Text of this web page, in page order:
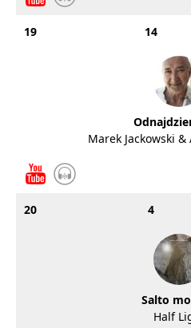
19 14
Marek Jackowski
20 4
Salto
Half